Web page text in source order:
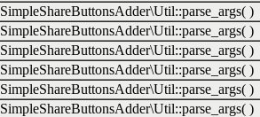
SimpleShareButtonsAdder\Util::parse_args( )
SimpleShareButtonsAdder\Util::parse_args( )
SimpleShareButtonsAdder\Util::parse_args( )
SimpleShareButtonsAdder\Util::parse_args( )
SimpleShareButtonsAdder\Util::parse_args( )
SimpleShareButtonsAdder\Util::parse_args( )